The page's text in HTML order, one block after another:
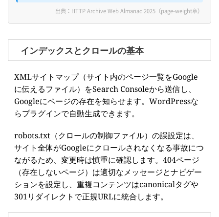
出典：HTTP Archive Web Almanac 2025（page-weight章）
インデックスとクロールの基本
XMLサイトマップ（サイト内のページ一覧をGoogle
に伝えるファイル）をSearch Consoleから送信し、
Googleにページの存在を知らせます。WordPressな
らプラグインで自動生成できます。
robots.txt（クロールの制御ファイル）の誤設定は、
サイト全体がGoogleにクロールされなくなる事故につ
ながるため、変更時は慎重に確認します。404ページ
（存在しないページ）は適切なメッセージとナビゲー
ションを設定し、重複コンテンツはcanonicalタグや
301リダイレクトで正規URLに統合します。